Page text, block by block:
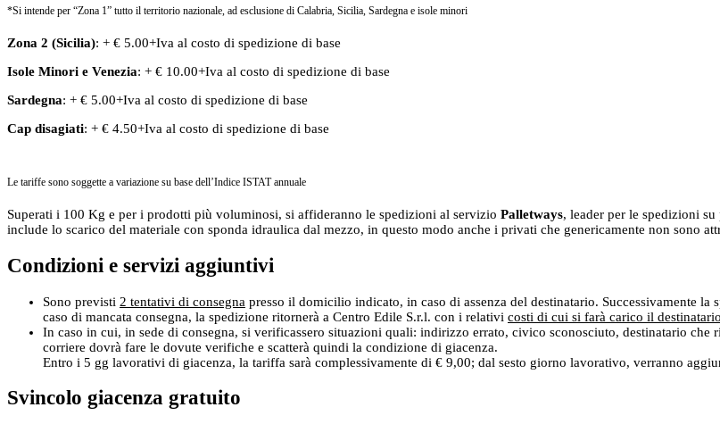
*Si intende per “Zona 1” tutto il territorio nazionale, ad esclusione di Calabria, Sicilia, Sardegna e isole minori
Zona 2 (Sicilia): + € 5.00+Iva al costo di spedizione di base
Isole Minori e Venezia: + € 10.00+Iva al costo di spedizione di base
Sardegna: + € 5.00+Iva al costo di spedizione di base
Cap disagiati: + € 4.50+Iva al costo di spedizione di base
Le tariffe sono soggette a variazione su base dell’Indice ISTAT annuale
Superati i 100 Kg e per i prodotti più voluminosi, si affideranno le spedizioni al servizio Palletways, leader per le spedizioni
include lo scarico del materiale con sponda idraulica dal mezzo, in questo modo anche i privati che genericamente non sono
Condizioni e servizi aggiuntivi
Sono previsti 2 tentativi di consegna presso il domicilio indicato, in caso di assenza del destinatario. Successivamente
caso di mancata consegna, la spedizione ritornerà a Centro Edile S.r.l. con i relativi costi di cui si farà carico il
In caso in cui, in sede di consegna, si verificassero situazioni quali: indirizzo errato, civico sconosciuto, destinatario
corriere dovrà fare le dovute verifiche e scatterà quindi la condizione di giacenza.
Entro i 5 gg lavorativi di giacenza, la tariffa sarà complessivamente di € 9,00; dal sesto giorno lavorativo, verranno
Svincolo giacenza gratuito